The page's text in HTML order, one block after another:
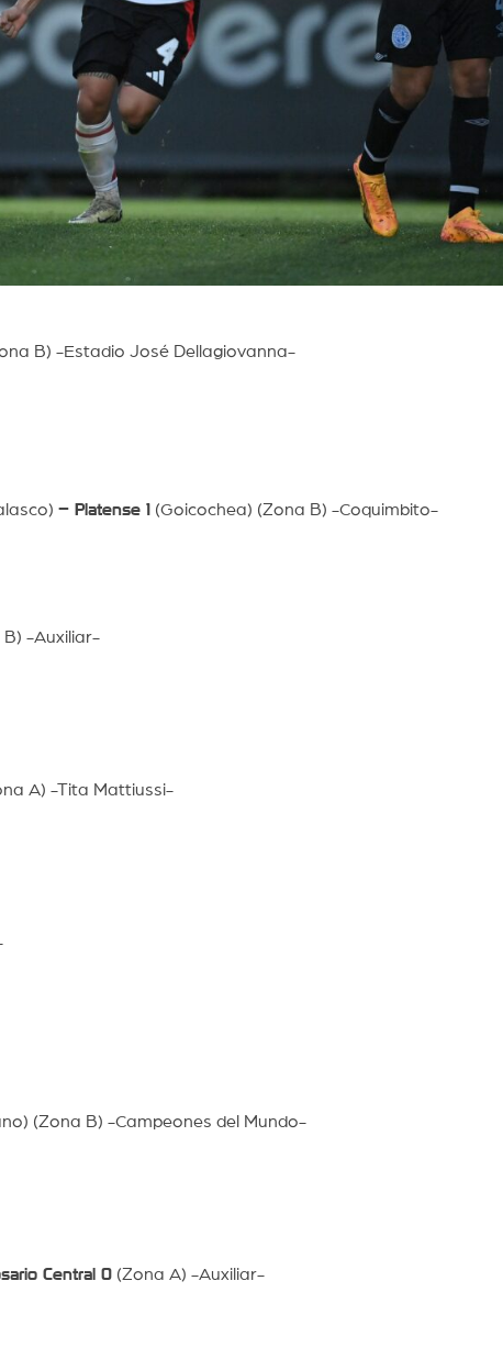
B) -Estadio José Dellagiovanna-
– Platense 1 (Goicochea) (Zona B) -Coquimbito-
B) -Auxiliar-
A) -Tita Mattiussi-
(Zona B) -Campeones del Mundo-
Central 0(Zona A) -Auxiliar-